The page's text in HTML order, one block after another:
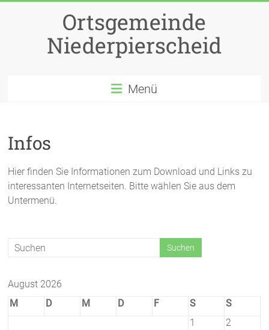
Ortsgemeinde
Niederpierscheid
Menü
Infos
Hier finden Sie Informationen zum Download und Links zu
interessanten Internetseiten. Bitte wählen Sie aus dem
Untermenü.
August 2026
M
D M D F S
S
1
2